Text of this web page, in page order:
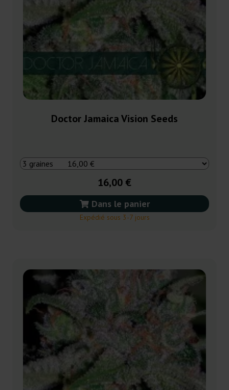
Doctor Jamaica Vision Seeds
16,00 €
Dans le panier
Expédié sous 3-7 jours